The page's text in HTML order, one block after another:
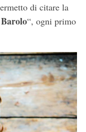
di citare la
“, ogni primo